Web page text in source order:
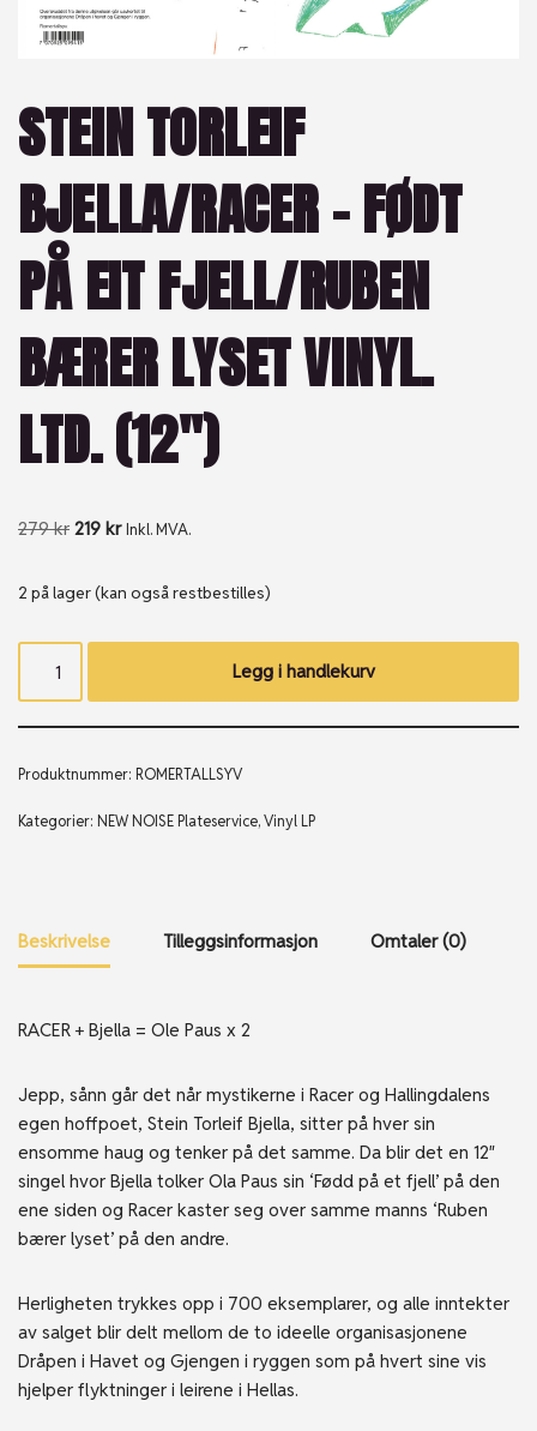
STEIN TORLEIF
BJELLA/RACER – FØDT
PÅ EIT FJELL/RUBEN
BÆRER LYSET VINYL.
LTD. (12″)
279kr 219 kr Inkl. MVA.
2 på lager (kan også restbestilles)
Legg i handlekurv
Produktnummer: ROMERTALLSYV
Kategorier: NEW NOISE Plateservice,Vinyl LP
Beskrivelse Tilleggsinformasjon Omtaler (0)
RACER + Bjella = Ole Paus x 2
Jepp, sånn går det når mystikerne i Racer og Hallingdalens
egen hoffpoet, Stein Torleif Bjella, sitter på hver sin
ensomme haug og tenker på det samme. Da blir det en 12″
singel hvor Bjella tolker Ola Paus sin ‘Fødd på et fjell’ på den
ene siden og Racer kaster seg over samme manns ‘Ruben
bærer lyset’ på den andre.
Herligheten trykkes opp i 700 eksemplarer, og alle inntekter
av salget blir delt mellom de to ideelle organisasjonene
Dråpen i Havet og Gjengen i ryggen som på hvert sine vis
hjelper flyktninger i leirene i Hellas.